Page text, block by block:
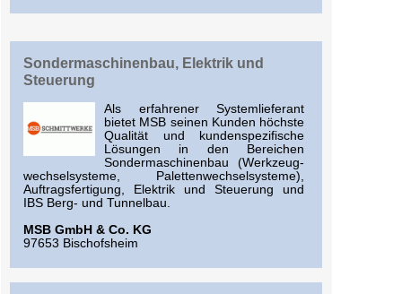
Sondermaschinenbau, Elektrik und
Steuerung
Als erfahrener Systemlieferant
bietet MSB seinen Kunden höchste
Qualität und kundenspezifische
Lösungen in den Bereichen
Sondermaschinenbau (Werkzeug-
wechselsysteme, Palettenwechselsysteme),
Auftragsfertigung, Elektrik und Steuerung und
IBS Berg- und Tunnelbau.
MSB GmbH & Co. KG
97653 Bischofsheim